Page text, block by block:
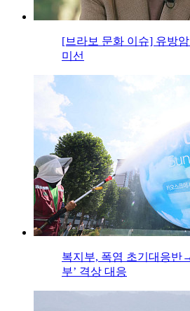
[브라보 문화 이슈] 유방
미선
복지부, 폭염 초기대응반
부’ 격상 대응